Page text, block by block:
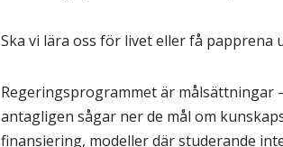
Ska vi lära oss för livet eller få papprena
Regeringsprogrammet är målsättningar
antagligen sågar ner de mål om
finansiering, modeller där studerande